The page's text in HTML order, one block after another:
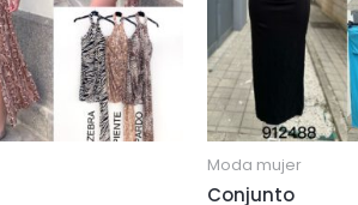
Moda mujer
Conjunto